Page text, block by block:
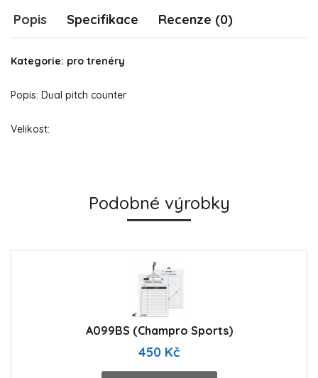
Popis Specifikace Recenze (0)
Kategorie: pro trenéry
Popis: Dual pitch counter
Velikost:
Podobné výrobky
A099BS (Champro Sports)
450 Kč